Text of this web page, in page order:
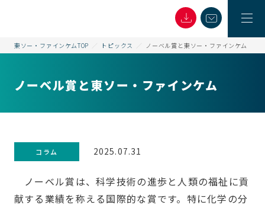
東ソー・ファインケムTOP トピックス ノーベル賞と東ソー・ファインケム
ノーベル賞と東ソー・ファインケム
コラム 2025.07.31
ノーベル賞は、科学技術の進歩と人類の福祉に貢
献する業績を称える国際的な賞です。特に化学の分